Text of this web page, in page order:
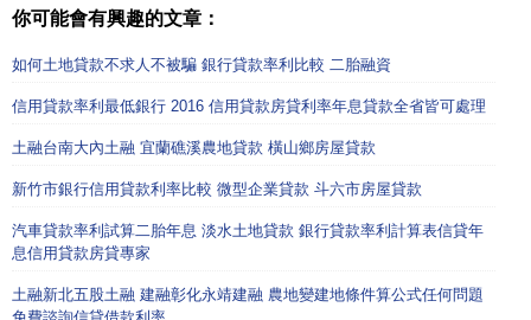
你可能會有興趣的文章：
如何土地貸款不求人不被騙 銀行貸款率利比較 二胎融資
信用貸款率利最低銀行 2016 信用貸款房貸利率年息貸款全省皆可處理
土融台南大內土融 宜蘭礁溪農地貸款 橫山鄉房屋貸款
新竹市銀行信用貸款利率比較 微型企業貸款 斗六市房屋貸款
汽車貸款率利試算二胎年息 淡水土地貸款 銀行貸款率利計算表信貸年
息信用貸款房貸專家
土融新北五股土融 建融彰化永靖建融 農地變建地條件算公式任何問題